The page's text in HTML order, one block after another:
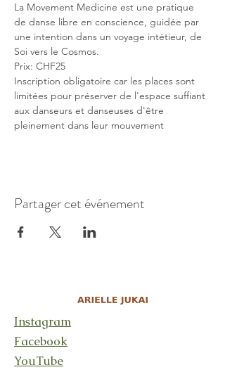
La Movement Medicine est une pratique
de danse libre en conscience, guidée par
une intention dans un voyage intétieur, de
Soi vers le Cosmos.
Prix: CHF25
Inscription obligatoire car les places sont
limitées pour préserver de l'espace suffiant
aux danseurs et danseuses d'être
pleinement dans leur mouvement
Partager cet événement
Instagram
Facebook
YouTube